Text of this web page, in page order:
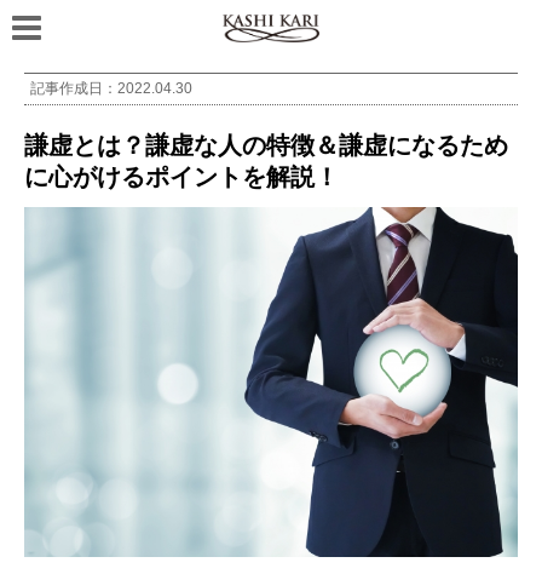
記事作成日： 2022.04.30
謙虚とは？謙虚な人の特徴＆謙虚になるため
に心がけるポイントを解説！